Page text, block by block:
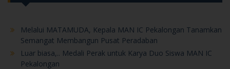
Melalui MATAMUDA, Kepala MAN IC Pekalongan Tanamkan
Semangat Membangun Pusat Peradaban
Luar biasa,.. Medali Perak untuk Karya Duo Siswa MAN IC
Pekalongan